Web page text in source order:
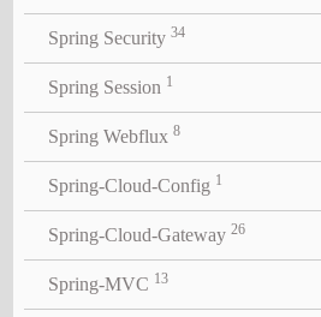
Spring Security 34
Spring Session 1
Spring Webflux 8
Spring-Cloud-Config 1
Spring-Cloud-Gateway 26
Spring-MVC 13